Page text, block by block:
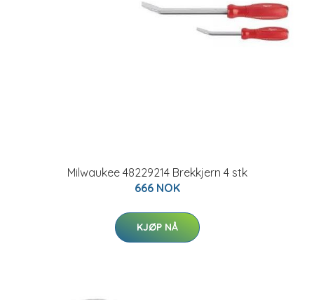
Milwaukee 48229214 Brekkjern 4 stk
666 NOK
KJØP NÅ